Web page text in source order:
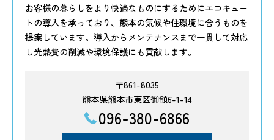
お客様の暮らしをより快適なものにするためにエコキュー
トの導入を承っており、熊本の気候や住環境に合うものを
提案しています。導入からメンテナンスまで一貫して対応
し光熱費の削減や環境保護にも貢献します。
〒861-8035
熊本県熊本市東区御領6-1-14
096-380-6866